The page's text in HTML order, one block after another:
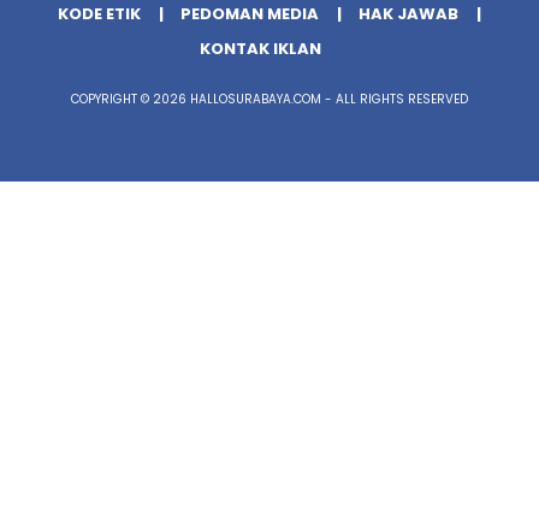
KODE ETIK
PEDOMAN MEDIA
HAK JAWAB
KONTAK IKLAN
COPYRIGHT © 2026 HALLOSURABAYA.COM - ALL RIGHTS RESERVED